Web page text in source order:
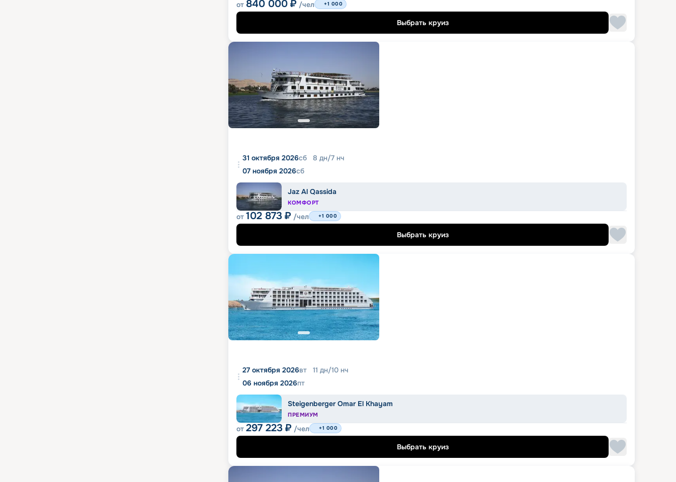
от 840 000 ₽ /чел +1 000
Выбрать круиз
31 октября 2026сб 8 дн/7 нч
07 ноября 2026сб
Jaz Al Qassida
КОМФОРТ
от 102 873 ₽ /чел +1 000
Выбрать круиз
27 октября 2026вт 11 дн/10 нч
06 ноября 2026пт
Steigenberger Omar El Khayam
ПРЕМИУМ
от 297 223 ₽ /чел +1 000
Выбрать круиз